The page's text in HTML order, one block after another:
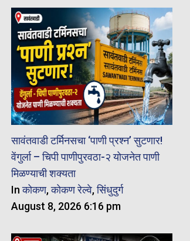
सावंतवाडी टर्मिनसचा ‘पाणी प्रश्न’ सुटणार!
वेंगुर्ला – चिपी पाणीपुरवठा-२ योजनेत पाणी
मिळण्याची शक्यता
Inकोकण,कोकण रेल्वे,सिंधुदुर्ग
August 8, 2026 6:16 pm